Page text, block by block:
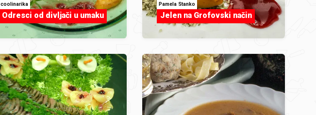
coolinarika
Odresci od divljači u umaku
Pamela Stanko
Jelen na Grofovski način